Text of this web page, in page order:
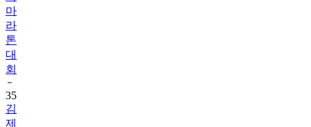
마
라
톤
대
회
35
김
제